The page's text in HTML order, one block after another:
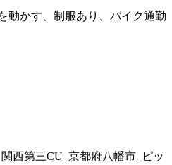
動かす、制服あり、バイク通勤
西第三CU_京都府八幡市_ピッ